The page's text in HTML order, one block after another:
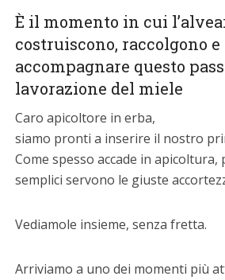
È il momento in cui
costruiscono, raccolgono
accompagnare questo
lavorazione del miele
Caro apicoltore in erba,
siamo pronti a inserire il nostro
Come spesso accade in
semplici servono le giuste
Vediamole insieme, senza fretta.
Arriviamo a uno dei momenti più